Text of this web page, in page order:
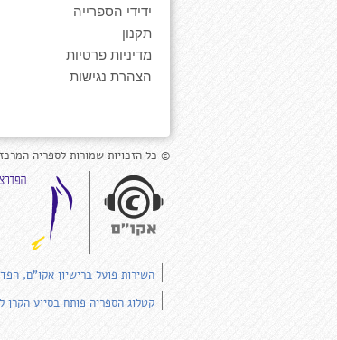
ידידי הספרייה
תקנון
מדיניות פרטיות
הצהרת נגישות
© כל הזכויות שמורות לספריה
השירות פועל ברישיון אקו"ם,
קטלוג הספריה פותח בסיוע הקרן